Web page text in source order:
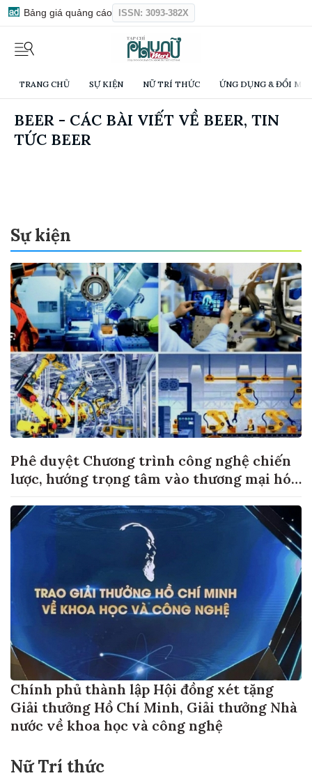
Bảng giá quảng cáo ISSN: 3093-382X
TRANG CHỦ SỰ KIỆN NỮ TRÍ THỨC ỨNG DỤNG & ĐỔI
BEER - CÁC BÀI VIẾT VỀ BEER, TIN
TỨC BEER
Sự kiện
Phê duyệt Chương trình công nghệ chiến
lược, hướng trọng tâm vào thương mại hóa
Chính phủ thành lập Hội đồng xét tặng
Giải thưởng Hồ Chí Minh, Giải thưởng Nhà
nước về khoa học và công nghệ
Nữ Trí thức